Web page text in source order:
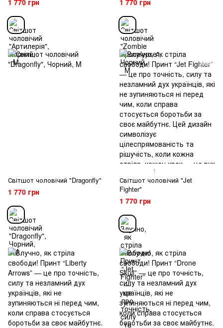
Світшот чоловічий "Dragonfly"
1 770 грн
1
Світшот чоловічий "Jet
Fighter"
1 770 грн